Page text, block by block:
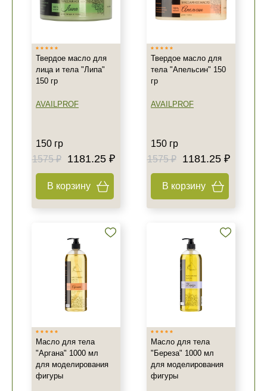
Твердое масло для
лица и тела "Липа"
150 гр
AVAILPROF
150 гр
1575 ₽
1181.25 ₽
В корзину
Твердое масло для
тела "Апельсин" 150
гр
AVAILPROF
150 гр
1575 ₽
1181.25 ₽
В корзину
Масло для тела
"Аргана" 1000 мл
для моделирования
фигуры
Масло для тела
"Береза" 1000 мл
для моделирования
фигуры